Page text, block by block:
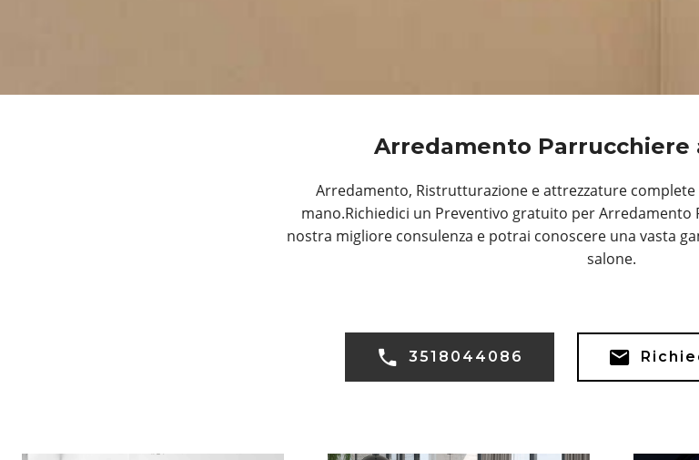
Arredamento Parrucchiere
Arredamento, Ristrutturazione e attrezzature complete
mano.Richiedici un Preventivo gratuito per Arredamento
nostra migliore consulenza e potrai conoscere una vasta
salone.
3518044086